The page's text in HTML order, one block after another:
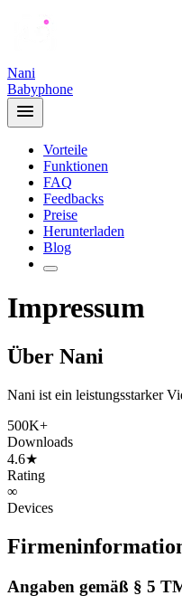
Nani
Babyphone
Vorteile
Funktionen
FAQ
Feedbacks
Preise
Herunterladen
Blog
Impressum
Über Nani
Nani ist ein leistungsstarker
500K+
Downloads
4.6★
Rating
∞
Devices
Angaben gemäß § 5